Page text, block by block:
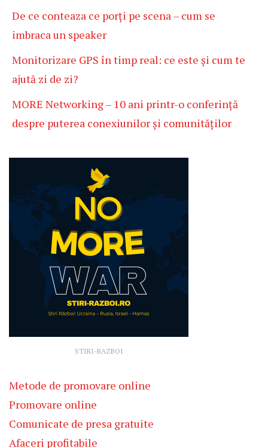
De ce conteaza ce porți pe scena – cum se
imbraca un speaker
Monitorizare GPS în timp real: ce este și cum te
ajută zi de zi?
MORE Networking – 10 ani printr-o conferință
despre puterea conexiunilor și comunităților
STIRI-RAZBOI
Metode de promovare online
Promovare online
Comunicate de presa gratuite
Afaceri profitabile